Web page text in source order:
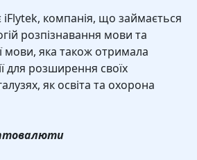
компанія, що займається
розпізнавання мови та
мови, яка також отримала
для розширення своїх
як освіта та охорона